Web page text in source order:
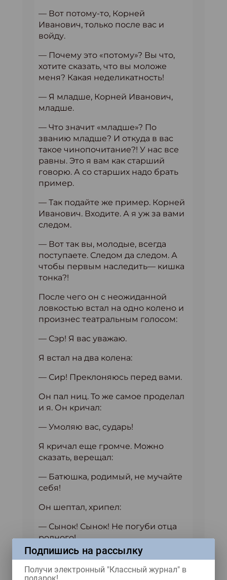
— Вот потому-то, Корней
Иванович, только после вас и
войду.
— Почему это «потому»? Вы что,
хотите сказать, что вы моложе
меня? Какая неделикатность!
— Я младше, Корней Иванович,
младше.
— Что значит «младше»? По
званию младше? И откуда в вас
такое чинопочитание?! У нас все
равны. Это я вам как старший
говорю. А со старших надо брать
пример.
— Так подайте же пример. Корней
Иванович. Входите. А я уж за вами
следом.
— Вот так вы, молодые, всегда
поступаете. Следом да следом. А
чтобы первым наследить— кишка
тонка?!
После чего он с неожиданной
ловкостью встал на одно колено и
произнес театральным голосом:
— Сэр! Я вас уважаю.
Я встал на два колена:
— Сир! Преклоняюсь перед вами.
Он пал ниц. То же самое проделал
и я. Он кричал:
— Умоляю вас, сударь!
Я кричал еще громче. Можно
сказать, верещал:
— Батюшка, родимый, не мучайте
себя!
Он шептал, хрипел:
— Сынок! Сынок! Не погуби отца
родного!
Надо заметить, дело происходило
поздней осенью, и дощатое
Подпишись на рассылку
Получи электронный "Классный журнал" в